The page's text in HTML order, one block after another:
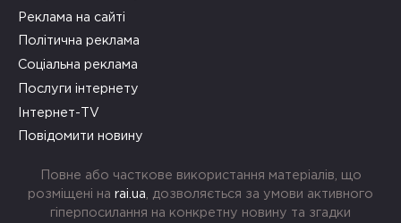
Реклама на сайті
Політична реклама
Соціальна реклама
Послуги інтернету
Інтернет-TV
Повідомити новину
Повне або часткове використання матеріалів, що
розміщені на rai.ua , дозволяється за умови активного
гіперпосилання на конкретну новину та згадки